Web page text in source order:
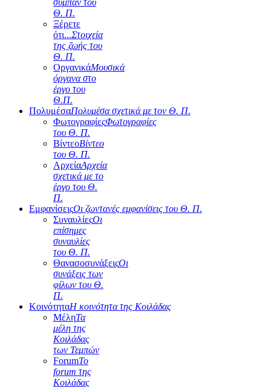
σύμπαν του
Θ. Π.
Ξέρετε
ότι...Στοιχεία
της ζωής του
Θ. Π.
ΟργανικάΜουσικά
όργανα στο
έργο του
Θ.Π.
ΠολυμέσαΠολυμέσα σχετικά με τον Θ. Π.
ΦωτογραφίεςΦωτογραφίες
του Θ. Π.
ΒίντεοΒίντεο
του Θ. Π.
ΑρχείαΑρχεία
σχετικά με το
έργο του Θ.
Π.
ΕμφανίσειςΟι ζωντανές εμφανίσεις του Θ. Π.
ΣυναυλίεςΟι
επίσημες
συναυλίες
του Θ. Π.
ΘανασοσυνάξειςΟι
συνάξεις των
φίλων του Θ.
Π.
ΚοινότηταΗ κοινότητα της Κοιλάδας
ΜέληΤα
μέλη της
Κοιλάδας
των Τεμπών
ForumΤο
forum της
Κοιλάδας